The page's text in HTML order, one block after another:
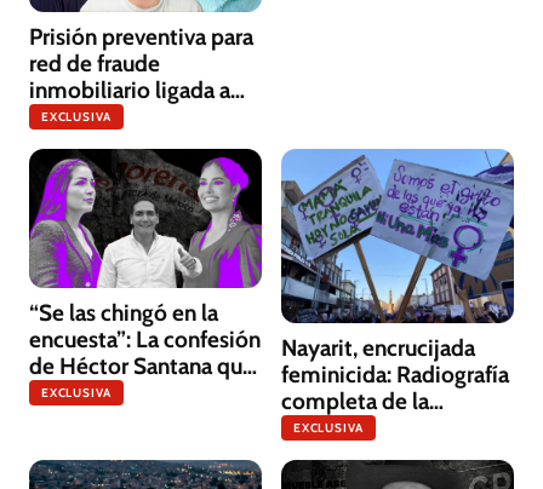
Prisión preventiva para
red de fraude
inmobiliario ligada a
funcionarios
EXCLUSIVA
“Se las chingó en la
encuesta”: La confesión
de Héctor Santana que
viola los estatutos de
político
EXCLUSIVA
Nayarit, encrucijada
feminicida: Radiografía
completa de la
violencia contra las
mujeres en 2025
EXCLUSIVA